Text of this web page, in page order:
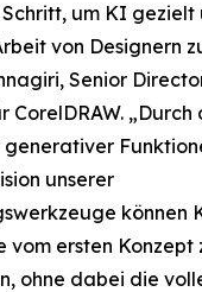
um KI gezielt
von Designern
Senior
CorelDRAW.
unserer
können
vom ersten Konzept
ohne dabei die